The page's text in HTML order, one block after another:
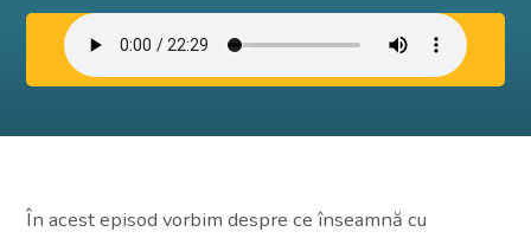
În acest episod vorbim despre ce înseamnă cu